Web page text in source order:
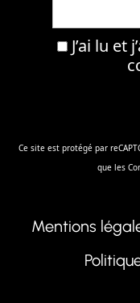
J’ai lu et
Ce site est protégé par
que les
Mentions